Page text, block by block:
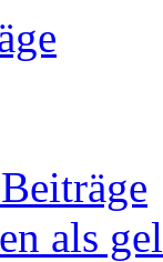
als